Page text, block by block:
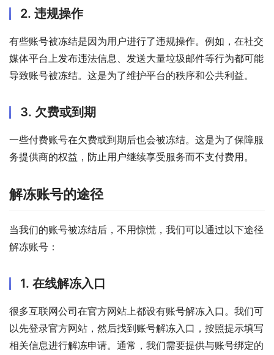
2. 违规操作
有些账号被冻结是因为用户进行了违规操作。例如，在社交
媒体平台上发布违法信息、发送大量垃圾邮件等行为都可能
导致账号被冻结。这是为了维护平台的秩序和公共利益。
3. 欠费或到期
一些付费账号在欠费或到期后也会被冻结。这是为了保障服
务提供商的权益，防止用户继续享受服务而不支付费用。
解冻账号的途径
当我们的账号被冻结后，不用惊慌，我们可以通过以下途径
解冻账号：
1. 在线解冻入口
很多互联网公司在官方网站上都设有账号解冻入口。我们可
以先登录官方网站，然后找到账号解冻入口，按照提示填写
相关信息进行解冻申请。通常，我们需要提供与账号绑定的